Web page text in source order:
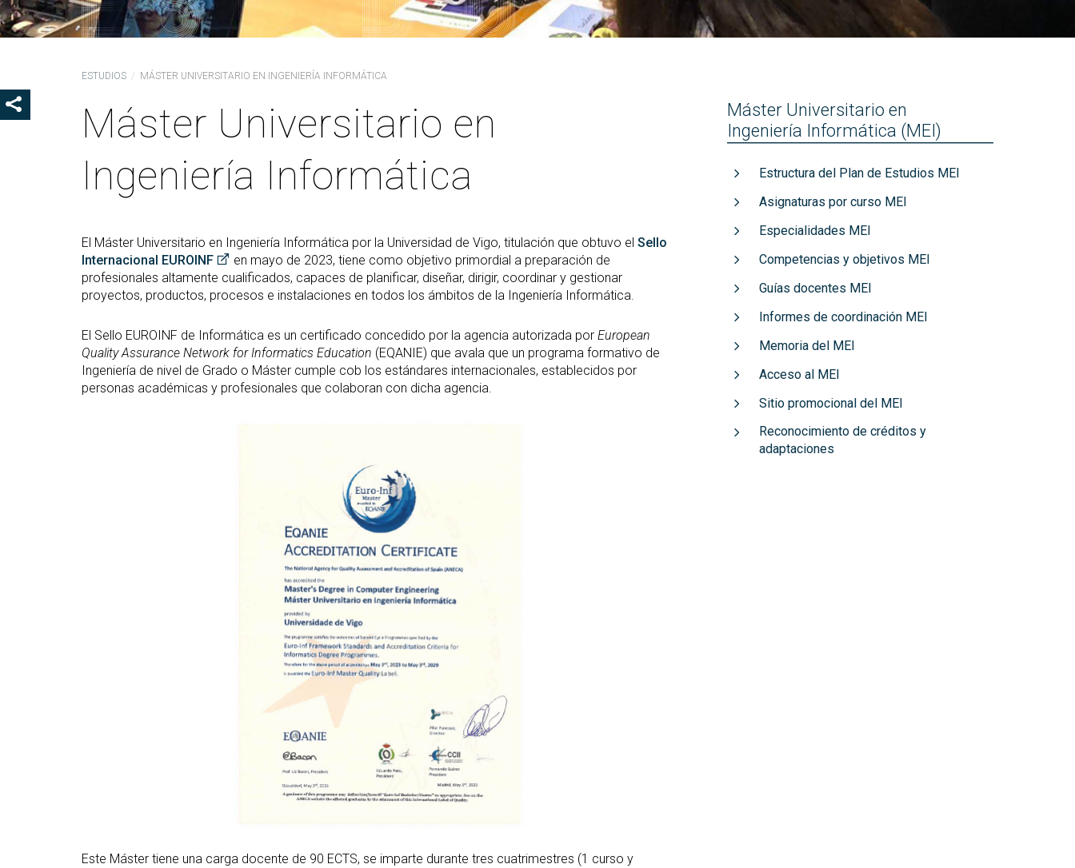
Órganos de gobierno
Coordinación
Prevención de riesgos
Igualdad
Colegios profesionales
profesorado nuevo
extracurriculares
Prácticas en empresa
Evaluación por Compensación
PARS Grado y Máster en
Ingeniería Informática
títulos
Reconocimientos de calidad
ESTUDIOS MÁSTER UNIVERSITARIO EN INGENIERÍA INFORMÁTICA
Máster Universitario en
Ingeniería Informática
El Máster Universitario en Ingeniería Informática por la Universidad de Vigo, titulación que obtuvo el Sello
Internacional EUROINF
en mayo de 2023, tiene como objetivo primordial a preparación de
profesionales altamente cualificados, capaces de planificar, diseñar, dirigir, coordinar y gestionar
proyectos, productos, procesos e instalaciones en todos los ámbitos de la Ingeniería Informática.
El Sello EUROINF de Informática es un certificado concedido por la agencia autorizada por European
Quality Assurance Network for Informatics Education (EQANIE) que avala que un programa formativo de
Ingeniería de nivel de Grado o Máster cumple cob los estándares internacionales, establecidos por
personas académicas y profesionales que colaboran con dicha agencia.
Este Máster tiene una carga docente de 90 ECTS, se imparte durante tres cuatrimestres (1 curso y
Máster Universitario en
Ingeniería Informática (MEI)
Estructura del Plan de Estudios MEI
Asignaturas por curso MEI
Especialidades MEI
Competencias y objetivos MEI
Guías docentes MEI
Informes de coordinación MEI
Memoria del MEI
Acceso al MEI
Sitio promocional del MEI
Reconocimiento de créditos y
adaptaciones
SHOW SHARE BUTTONS